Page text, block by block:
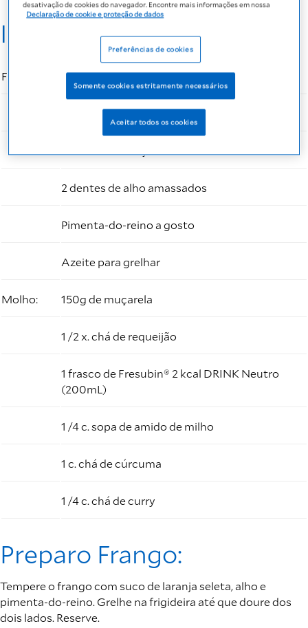
Ingredientes:
Frango: 4 filés de frango (400g)
1 c. café de sal
2 dentes de alho amassados
Pimenta-do-reino a gosto
Azeite para grelhar
Molho: 150g de muçarela
1 /2 x. chá de requeijão
1 frasco de Fresubin® 2 kcal DRINK Neutro
(200mL)
1 /4 c. sopa de amido de milho
1 c. chá de cúrcuma
1 /4 c. chá de curry
Preparo Frango:
Tempere o frango com suco de laranja seleta, alho e
pimenta-do-reino. Grelhe na frigideira até que doure dos
dois lados. Reserve.
desativação de cookies do navegador. Encontre mais informações em nossa
Declaração de cookie e proteção de dados
Preferências de cookies
Somente cookies estritamente necessários
Aceitar todos os cookies